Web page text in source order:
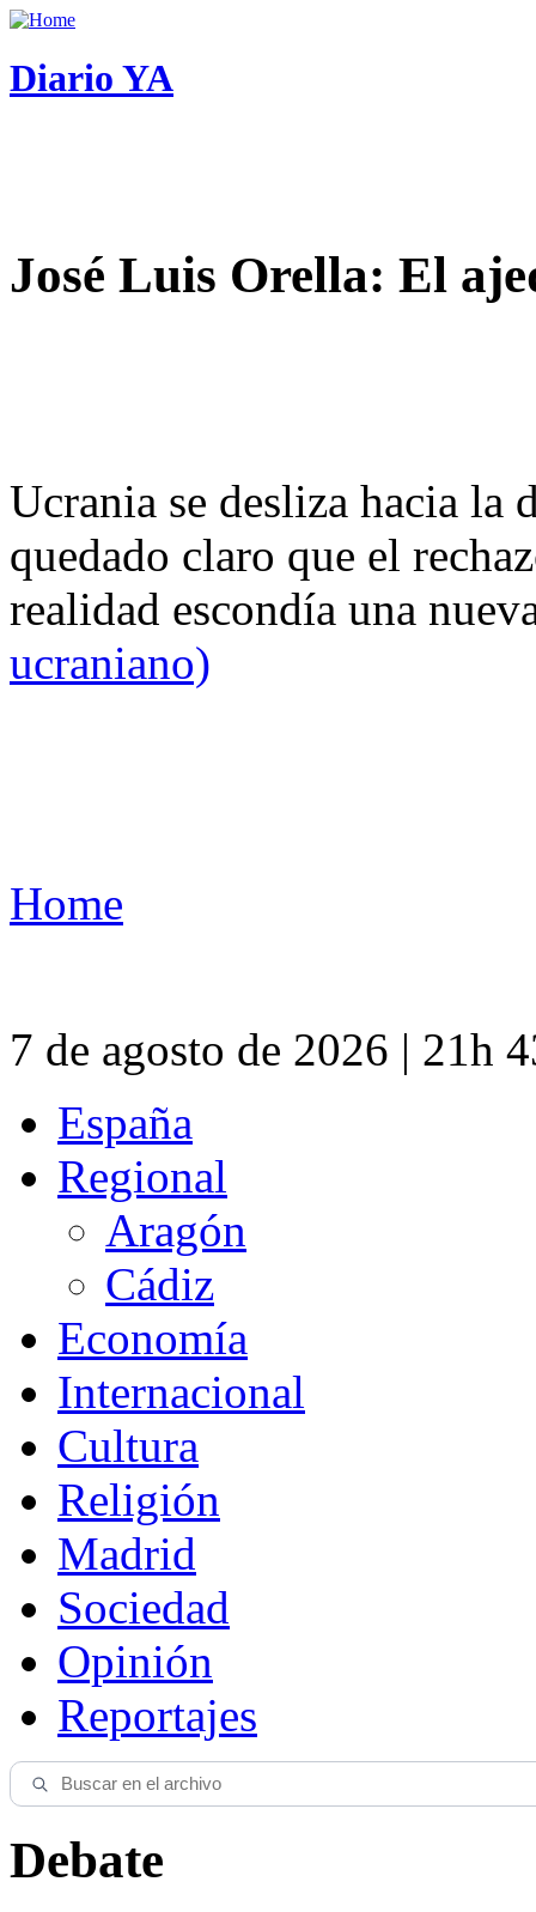
Diario YA
José Luis Orella: El
Ucrania se desliza hacia
quedado claro que el
realidad escondía una
ucraniano)
Home
7 de agosto de 2026 | 21h
España
Regional
Aragón
Cádiz
Economía
Internacional
Cultura
Religión
Madrid
Sociedad
Opinión
Reportajes
Debate